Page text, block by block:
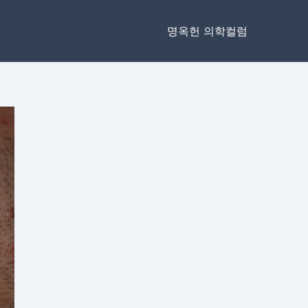
명옥헌 의학컬럼